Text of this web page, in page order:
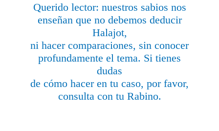
Querido lector: nuestros sabios nos
enseñan que no debemos deducir
Halajot,
ni hacer comparaciones, sin conocer
profundamente el tema. Si tienes
dudas
de cómo hacer en tu caso, por favor,
consulta con tu Rabino.